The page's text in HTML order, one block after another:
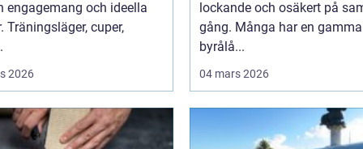
engagemang och ideella
Träningsläger, cuper,
2026
lockande och osäkert på
gång. Många har en
byrålå...
04 mars 2026